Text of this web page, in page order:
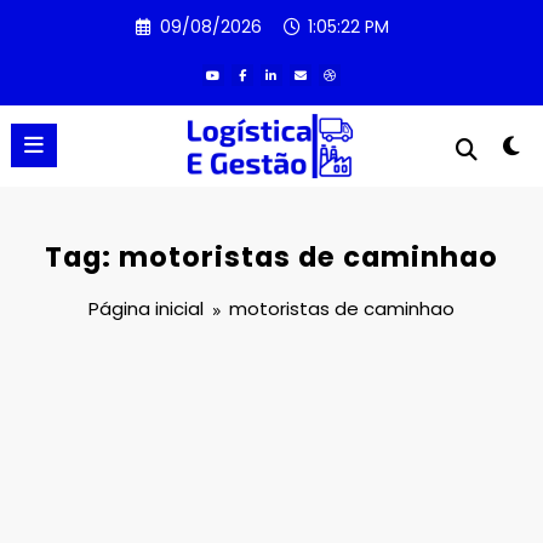
09/08/2026 1:05:22 PM
Tag: motoristas de caminhao
Página inicial motoristas de caminhao